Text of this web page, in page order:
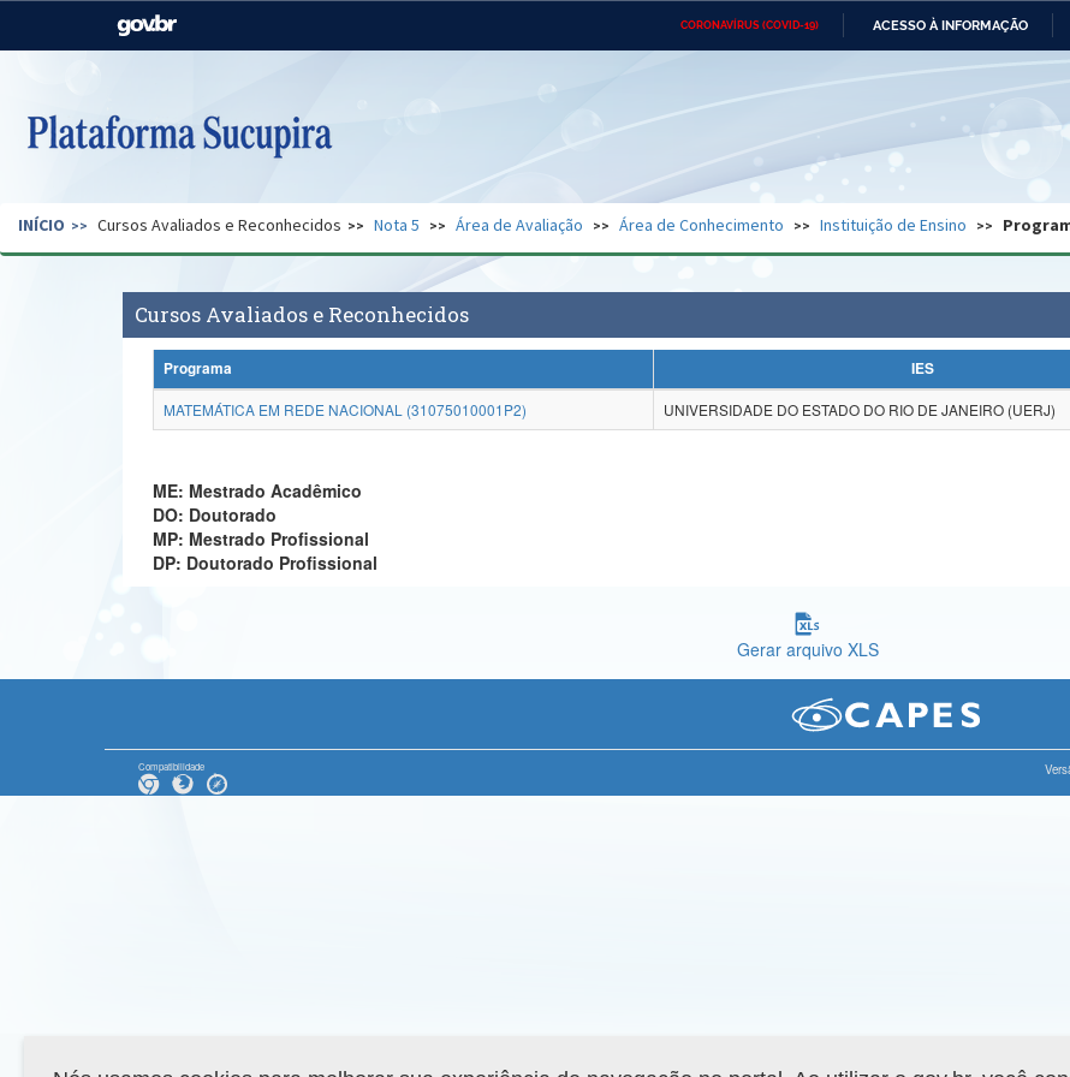
CORONAVÍRUS (COVID-19) ACESSO À INFORMAÇÃO
Casa Civil Ministério das Relações
Pecuária e Abastecimento
Ministério do Desenvolvimento
Regional e
Secretaria de Governo Gabinete de Segurança Advocacia-Geral da União Banco Central do Brasil
INÍCIO Cursos Avaliados e Reconhecidos Nota 5 Área de Avaliação Área de Conhecimento Instituição de Ensino
Cursos Avaliados e Reconhecidos
Programa IES
MATEMÁTICA EM REDE NACIONAL (31075010001P2)
UNIVERSIDADE DO ESTADO DO RIO DE JANEIRO (UERJ)
ME: Mestrado Acadêmico
DO: Doutorado
MP: Mestrado Profissional
DP: Doutorado Profissional
Gerar arquivo XLS
Compatibilidade